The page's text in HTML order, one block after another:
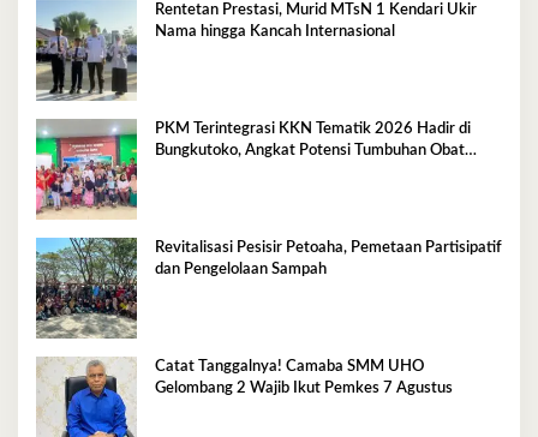
Rentetan Prestasi, Murid MTsN 1 Kendari Ukir
Nama hingga Kancah Internasional
PKM Terintegrasi KKN Tematik 2026 Hadir di
Bungkutoko, Angkat Potensi Tumbuhan Obat
Revitalisasi Pesisir Petoaha, Pemetaan Partisipatif
dan Pengelolaan Sampah
Catat Tanggalnya! Camaba SMM UHO
Gelombang 2 Wajib Ikut Pemkes 7 Agustus